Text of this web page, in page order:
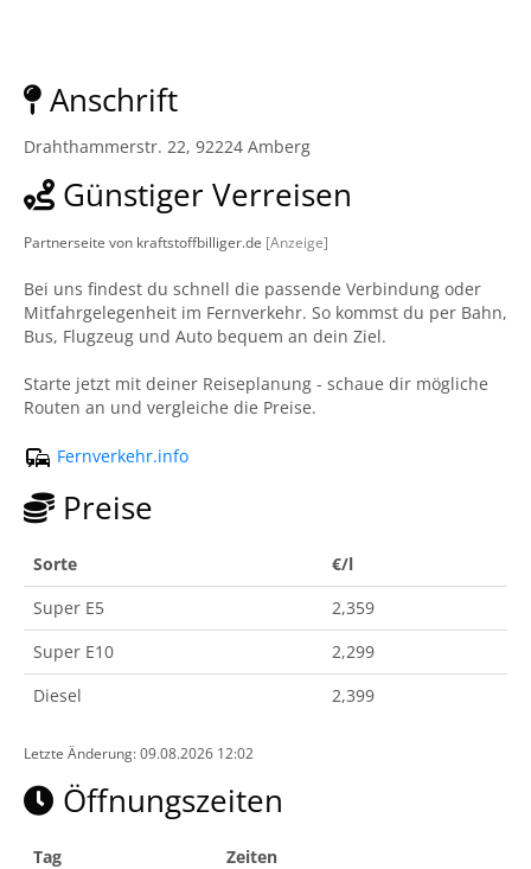
Anschrift
Drahthammerstr. 22, 92224 Amberg
Günstiger Verreisen
Partnerseite von kraftstoffbilliger.de [Anzeige]
Bei uns findest du schnell die passende Verbindung oder
Mitfahrgelegenheit im Fernverkehr. So kommst du per Bahn,
Bus, Flugzeug und Auto bequem an dein Ziel.
Starte jetzt mit deiner Reiseplanung - schaue dir mögliche
Routen an und vergleiche die Preise.
Fernverkehr.info
Preise
Sorte
€/l
Super E5
2,359
Super E10
2,299
Diesel
2,399
Letzte Änderung: 09.08.2026 12:02
Öffnungszeiten
Tag
Zeiten